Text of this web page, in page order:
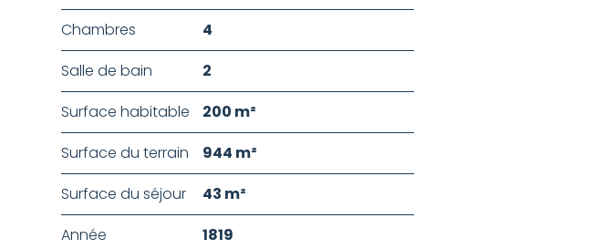
Chambres
4
Salle de bain
2
Surface habitable
200 m²
Surface du terrain
944 m²
Surface du séjour
43 m²
Année
1819